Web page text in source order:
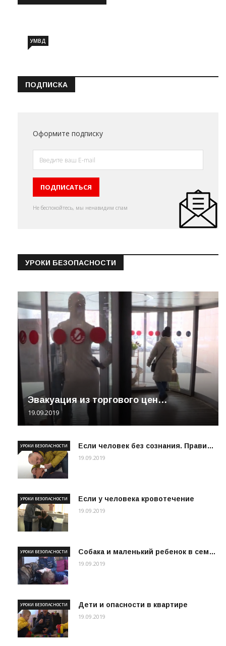
УМВД
ПОДПИСКА
Оформите подписку
Не беспокойтесь, мы ненавидим спам
УРОКИ БЕЗОПАСНОСТИ
Эвакуация из торгового цен…
19.09.2019
Если человек без сознания. Прави…
УРОКИ БЕЗОПАСНОСТИ
19.09.2019
Если у человека кровотечение
УРОКИ БЕЗОПАСНОСТИ
19.09.2019
Собака и маленький ребенок в сем…
УРОКИ БЕЗОПАСНОСТИ
19.09.2019
Дети и опасности в квартире
УРОКИ БЕЗОПАСНОСТИ
19.09.2019